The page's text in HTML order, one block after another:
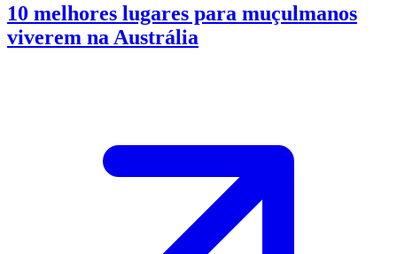
10 melhores lugares para muçulmanos
viverem na Austrália